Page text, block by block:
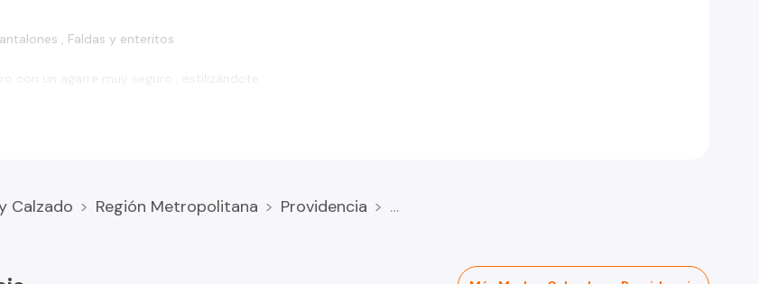
, Faldas y enteritos
Calzado Región Metropolitana Providencia